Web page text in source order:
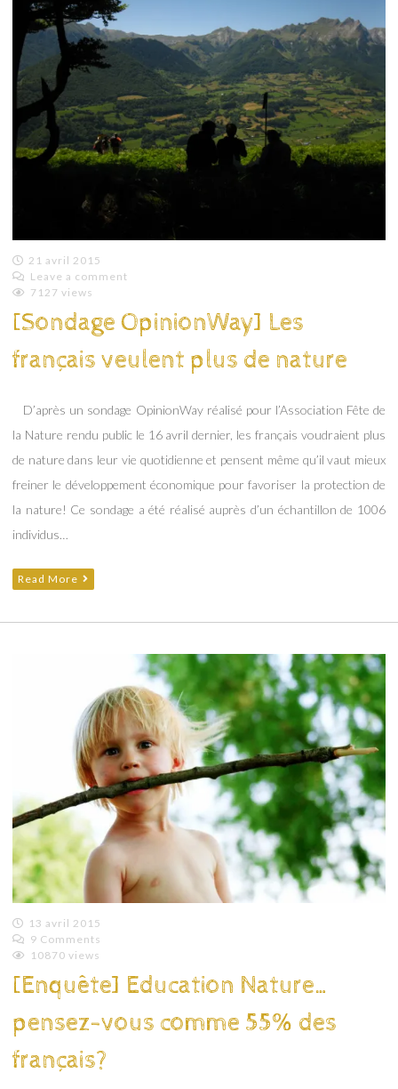
21 avril 2015
Emilie
Leave a comment
7127 views
[Sondage OpinionWay] Les
français veulent plus de nature
D’après un sondage OpinionWay réalisé pour l’Association Fête de
la Nature rendu public le 16 avril dernier, les français voudraient plus
de nature dans leur vie quotidienne et pensent même qu’il vaut mieux
freiner le développement économique pour favoriser la protection de
la nature! Ce sondage a été réalisé auprès d’un échantillon de 1006
individus…
Read More
13 avril 2015
Emilie
9 Comments
10870 views
[Enquête] Education Nature…
pensez-vous comme 55% des
français?